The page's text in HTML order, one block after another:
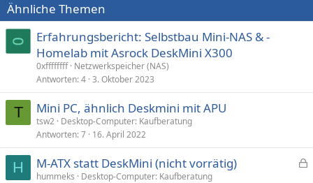
Ähnliche Themen
Erfahrungsbericht: Selbstbau Mini-NAS & -
Homelab mit Asrock DeskMini X300
0xffffffff Netzwerkspeicher (NAS)
Antworten 4 3. Oktober 2023
T Mini PC, ähnlich Deskmini mit APU
tsw2 Desktop-Computer: Kaufberatung
Antworten 7 16. April 2022
H M-ATX statt DeskMini (nicht vorrätig)
hummeks
Desktop-Computer: Kaufberatung